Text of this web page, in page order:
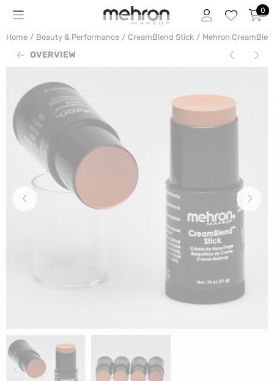
Cookie preferences are currently closed. 0
Home / Beauty & Performance / CreamBlend Stick / Mehron
OVERVIEW